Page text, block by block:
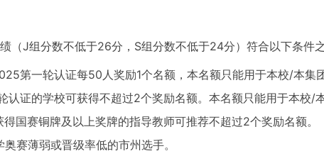
J组分数不低于26分，S组分数不低于24分）符合以下条件
第一轮认证每50人奖励1个名额，本名额只能用于本校/本集团
证的学校可获得不超过2个奖励名额。本名额只能用于本校/本
国赛铜牌及以上奖牌的指导教师可推荐不超过2个奖励名额。
赛薄弱或晋级率低的市州选手。